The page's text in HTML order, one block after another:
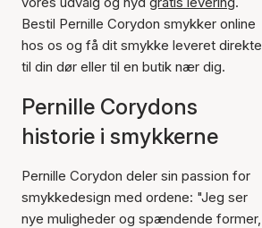
Bestil Pernille Corydon smykker online
hos os og få dit smykke leveret direkte
til din dør eller til en butik nær dig.
Pernille Corydons
historie i smykkerne
Pernille Corydon deler sin passion for
smykkedesign med ordene: "Jeg ser
nye muligheder og spændende former,